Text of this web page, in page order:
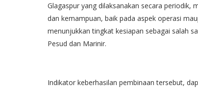
Glagaspur yang dilaksanakan secara periodik,
dan kemampuan, baik pada aspek operasi
menunjukkan tingkat kesiapan sebagai salah
Pesud dan Marinir.
Indikator keberhasilan pembinaan tersebut,